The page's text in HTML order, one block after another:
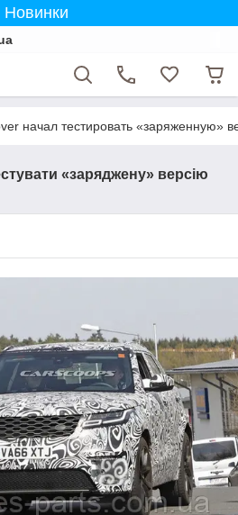
Новинки
начал тестировать «заряженную»
«заряджену» версію